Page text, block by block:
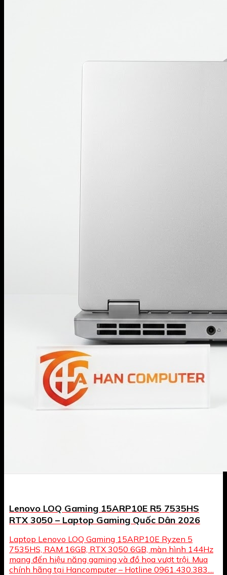
Lenovo LOQ Gaming 15ARP10E R5 7535HS
RTX 3050 – Laptop Gaming Quốc Dân 2026
Laptop Lenovo LOQ Gaming 15ARP10E Ryzen 5
7535HS, RAM 16GB, RTX 3050 6GB, màn hình 144Hz
mang đến hiệu năng gaming và đồ họa vượt trội. Mua
chính hãng tại Hancomputer – Hotline 0961.430.383....